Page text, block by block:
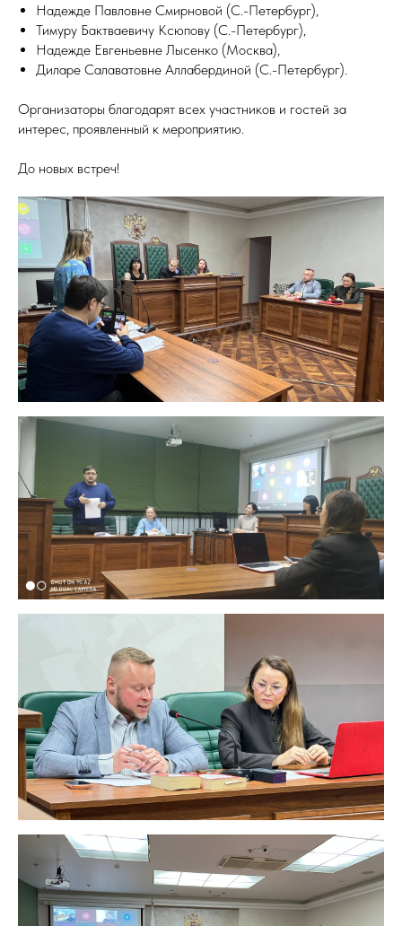
Надежде Павловне Смирновой (С.-Петербург),
Тимуру Бактваевичу Ксюпову (С.-Петербург),
Надежде Евгеньевне Лысенко (Москва),
Диларе Салаватовне Аллабердиной (С.-Петербург).
Организаторы благодарят всех участников и гостей за
интерес, проявленный к мероприятию.
До новых встреч!